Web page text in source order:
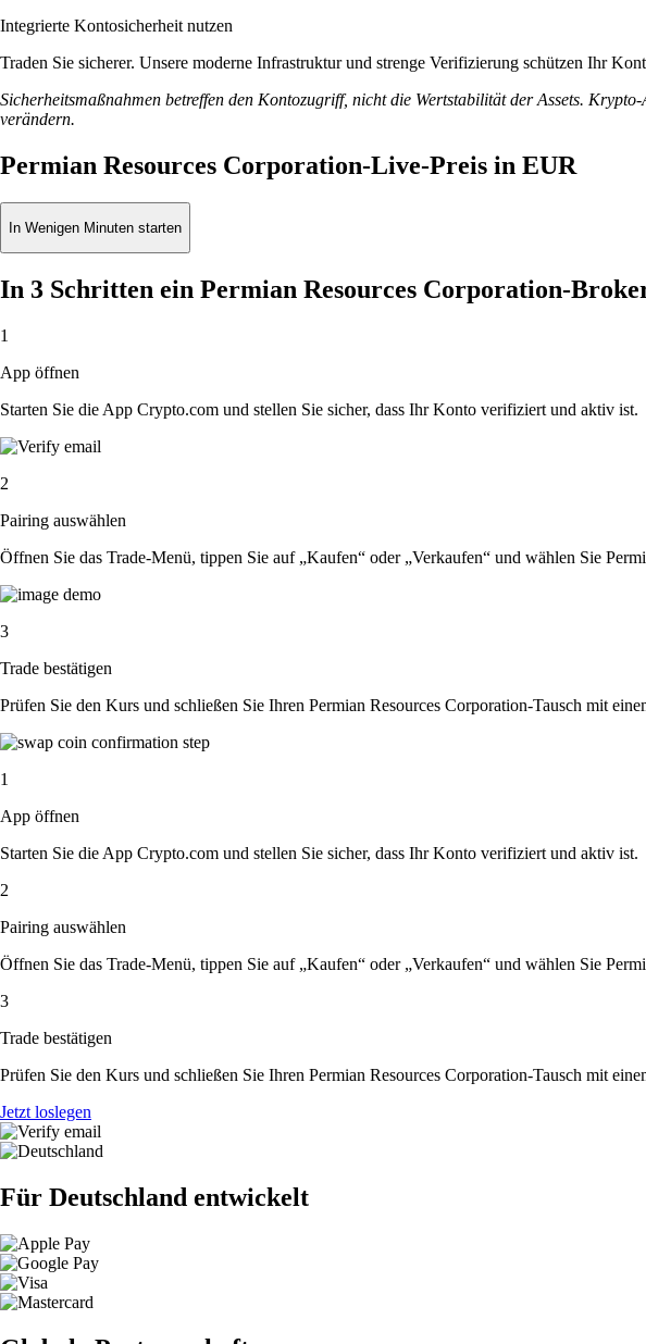
Integrierte Kontosicherheit nutzen
Traden Sie sicherer. Unsere moderne Infrastruktur und strenge Verifizierung schützen Ihr
Sicherheitsmaßnahmen betreffen den Kontozugriff, nicht die Wertstabilität der Assets.
verändern.
Permian Resources Corporation-Live-Preis in EUR
In Wenigen Minuten starten
In 3 Schritten ein Permian Resources Corporation-
1
App öffnen
Starten Sie die App Crypto.com und stellen Sie sicher, dass Ihr Konto verifiziert und aktiv ist.
2
Pairing auswählen
Öffnen Sie das Trade-Menü, tippen Sie auf „Kaufen“ oder „Verkaufen“ und wählen Sie
3
Trade bestätigen
Prüfen Sie den Kurs und schließen Sie Ihren Permian Resources Corporation-Tausch mit
1
App öffnen
Starten Sie die App Crypto.com und stellen Sie sicher, dass Ihr Konto verifiziert und aktiv ist.
2
Pairing auswählen
Öffnen Sie das Trade-Menü, tippen Sie auf „Kaufen“ oder „Verkaufen“ und wählen Sie
3
Trade bestätigen
Prüfen Sie den Kurs und schließen Sie Ihren Permian Resources Corporation-Tausch mit
Jetzt loslegen
Für Deutschland entwickelt